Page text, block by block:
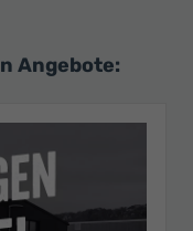
Angebote: